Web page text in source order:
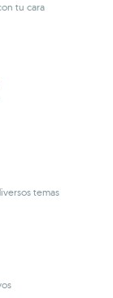
tu cara
temas